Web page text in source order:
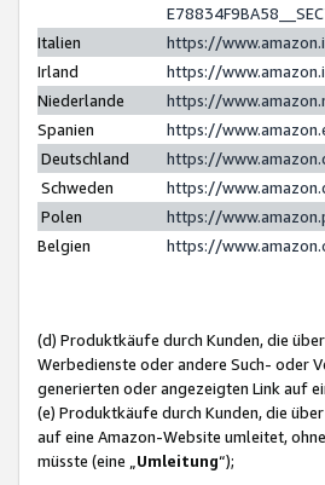
Italien
https://
Irland
https://
Niederlande
https://
Spanien
https://
Deutschland
https://
Schweden
https://
Polen
https://
Belgien
https://
(d) Produktkäufe durch Kunden, die
Werbedienste oder andere Such- oder
generierten oder angezeigten Link auf
(e) Produktkäufe durch Kunden, die
auf eine Amazon-Website umleitet,
müsste (eine „ Umleitung“);